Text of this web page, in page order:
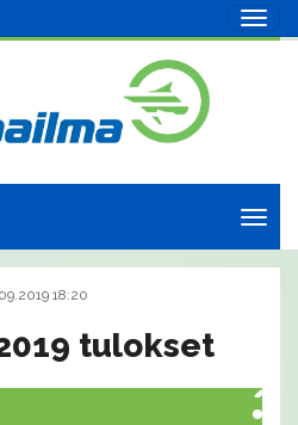
18:20
tulokset